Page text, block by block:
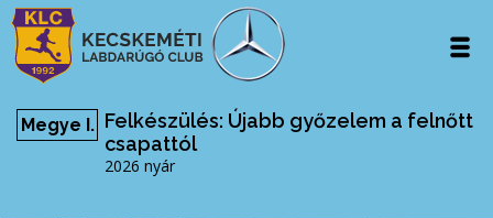
Megye I. Felkészülés: Újabb győzelem a felnőtt
csapattól
2026 nyár